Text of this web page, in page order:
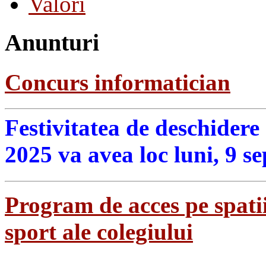
Anunturi
Concurs informatician
Festivitatea de
2025 va avea loc luni, 9
Program de acces pe
sport ale colegiului